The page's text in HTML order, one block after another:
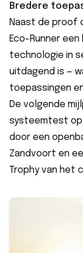
Bredere
Naast de proof
Eco-Runner
technologie in
uitdagend is —
toepassingen
De volgende
systeemtest op
door een
Zandvoort en
Trophy van het